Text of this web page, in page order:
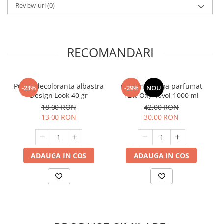
Review-uri(0)
RECOMANDARI
-28%
Pudra decoloranta albastra
Design Look 40 gr
18,00 RON
13,00 RON
ADAUGA IN COS
-29% NOU
Oxidant crema parfumat
12% Oxy 40vol 1000 ml
42,00 RON
30,00 RON
ADAUGA IN COS